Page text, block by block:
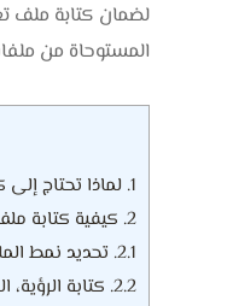
لضمان كتابة ملف
المستوحاة من
1. لماذا تحتاج
2. كيفية كتابة
2.1. تحديد نمط
2.2. كتابة الرؤية،